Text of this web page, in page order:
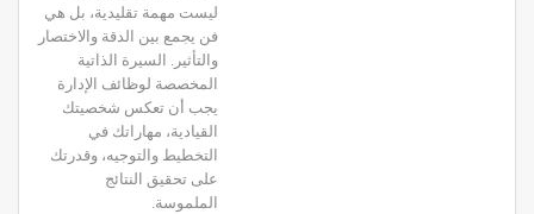
ليست مهمة تقليدية، بل هي
فن يجمع بين الدقة والاختصار
والتأثير. السيرة الذاتية
المخصصة لوظائف الإدارة
يجب أن تعكس شخصيتك
القيادية، مهاراتك في
التخطيط والتوجيه، وقدرتك
على تحقيق النتائج
الملموسة.